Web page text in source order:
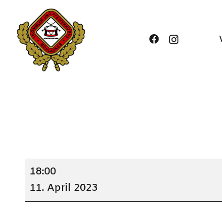
Diamantene
Hoczeit
Egon
18:00
11. April 2023